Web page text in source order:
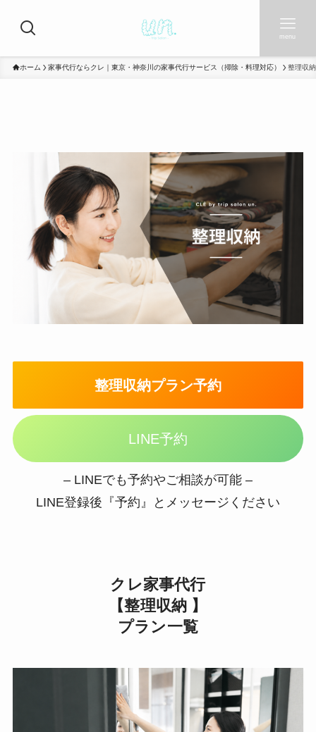
menu
ホーム 家事代行ならクレ｜東京・神奈川の家事代行サービス（掃除・料理対応） 整理収
整理収納プラン予約
LINE予約
– LINEでも予約やご相談が可能 –
LINE登録後『予約』とメッセージください
クレ家事代行
【整理収納 】
プラン一覧